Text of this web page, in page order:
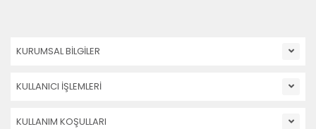
KURUMSAL BİLGİLER
KULLANICI İŞLEMLERİ
KULLANIM KOŞULLARI